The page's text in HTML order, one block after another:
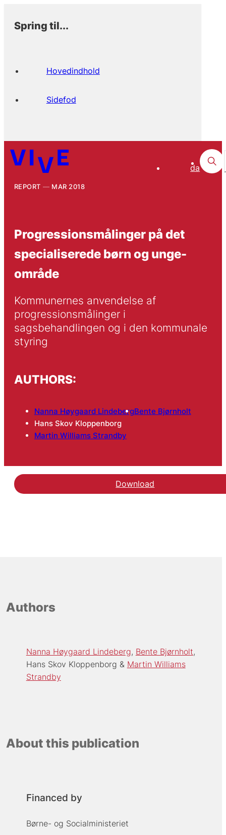
Spring til...
Hovedindhold
Sidefod
da
REPORT MAR 2018
Progressionsmålinger på det
specialiserede børn og unge-
område
Kommunernes anvendelse af
progressionsmålinger i
sagsbehandlingen og i den kommunale
styring
AUTHORS:
Nanna Høygaard LindebergBente Bjørnholt
Hans Skov Kloppenborg
Martin Williams Strandby
DownloadHent rapporten
Authors
Nanna Høygaard Lindeberg Bente Bjørnholt
Hans Skov Kloppenborg
Martin Williams
Strandby
About this publication
Financed by
Børne- og Socialministeriet